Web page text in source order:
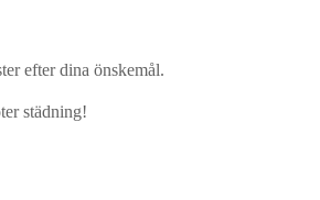
efter dina önskemål.
städning!